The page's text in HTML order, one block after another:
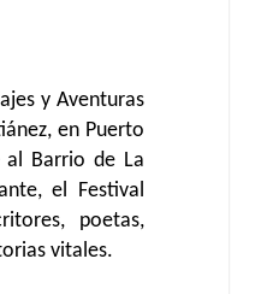
y Aventuras
en Puerto
al Barrio de La
el Festival
poetas,
vitales.